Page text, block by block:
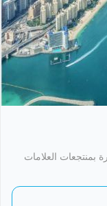
بمنتجعات العلامات